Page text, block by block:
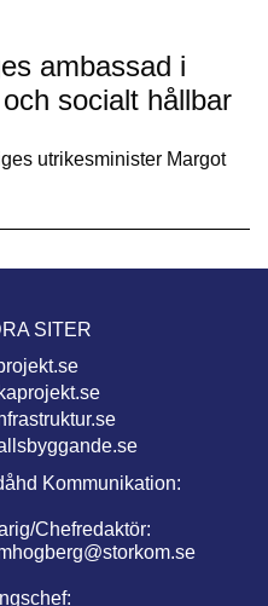
ambassad i
socialt hållbar
utrikesminister Margot
SITER
Kommunikation:
Chefredaktör: